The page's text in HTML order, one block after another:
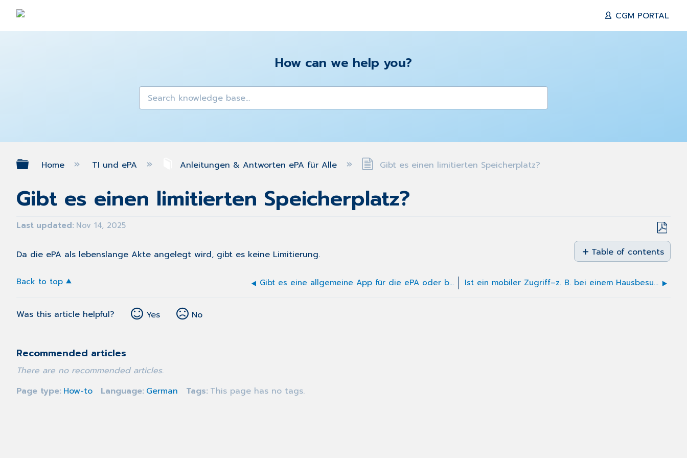
CGM PORTAL
How can we help you?
Expand/collapse global hierarchy
Home TI und ePA Anleitungen & Antworten ePA für Alle Gibt es einen limitierten Speicherplatz?
Gibt es einen limitierten Speicherplatz?
Last updated Nov 14, 2025
Save
as
PDF
Table of contents
No
Da die ePA als lebenslange Akte angelegt wird, gibt es keine Limitierung.
Back to top Gibt es eine allgemeine App für die ePA oder bietet jede Krankenkasse eineeigene App an? Ist ein mobiler Zugriff–z. B. bei einem Hausbesuch–möglich?
Was this article helpful? Yes No
Recommended articles
There are no recommended articles.
Page type How-to Language German Tags This page has no tags.